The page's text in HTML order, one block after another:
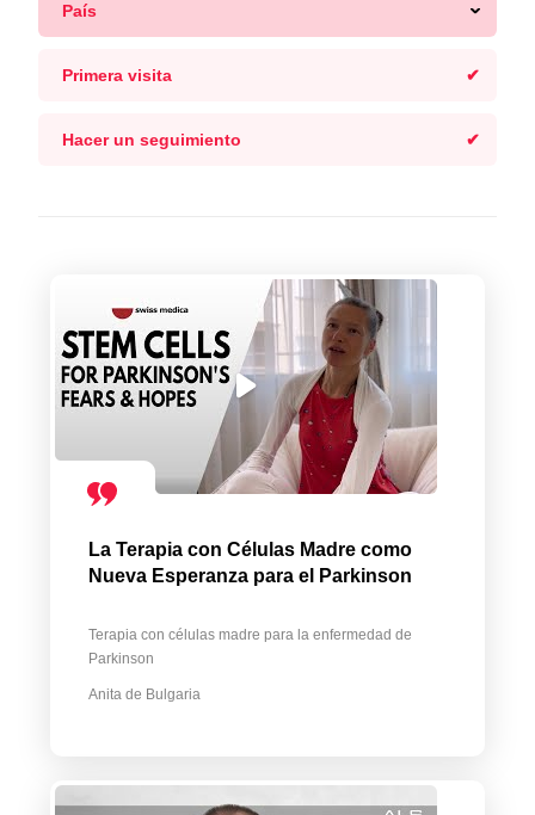
País
Primera visita
Hacer un seguimiento
La Terapia con Células Madre como
Nueva Esperanza para el Parkinson
Terapia con células madre para la enfermedad de
Parkinson
Anita de Bulgaria